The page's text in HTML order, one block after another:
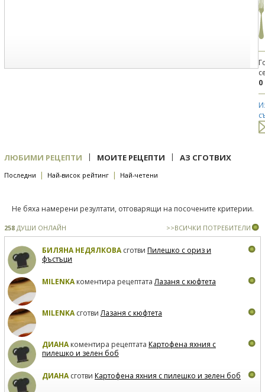
0
ЛЮБИМИ РЕЦЕПТИ | МОИТЕ РЕЦЕПТИ | АЗ СГОТВИХ
Последни | Най-висок рейтинг | Най-четени
Не бяха намерени резултати, отговарящи на посочените критерии.
258 ДУШИ ОНЛАЙН >>ВСИЧКИ ПОТРЕБИТЕЛИ
БИЛЯНА НЕДЯЛКОВАсготви Пилешко с ориз и
фъстъци
MILENKAкоментира рецептатаЛазаня с кюфтета
MILENKAсготвиЛазаня с кюфтета
ДИАНАкоментира рецептата Картофена яхния с
пилешко и зелен боб
ДИАНАсготви Картофена яхния с пилешко и зелен боб